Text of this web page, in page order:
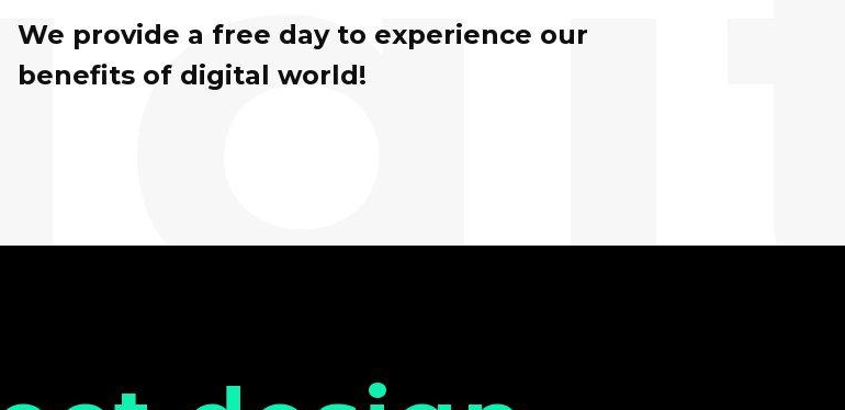
We provide a free day to experience our
benefits of digital world!